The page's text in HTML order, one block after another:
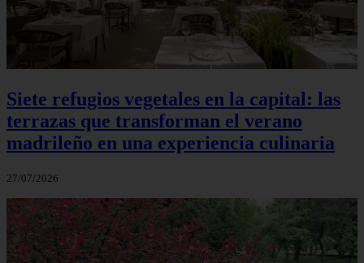
Siete refugios vegetales en la capital: las
terrazas que transforman el verano
madrileño en una experiencia culinaria
27/07/2026